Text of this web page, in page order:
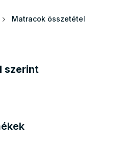
Matracok összetétel
szerint